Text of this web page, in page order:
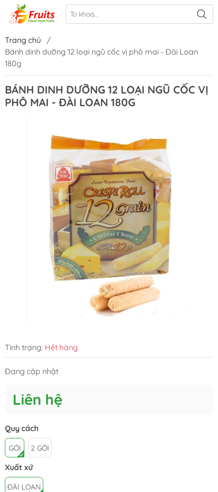
Trang chủ
/
Bánh dinh dưỡng 12 loại ngũ cốc vị phô mai - Đài Loan
180g
BÁNH DINH DƯỠNG 12 LOẠI NGŨ CỐC VỊ
PHÔ MAI - ĐÀI LOAN 180G
Tình trạng: Hết hàng
Đang cập nhật
Liên hệ
Quy cách
GÓI 2 GÓI
Xuất xứ
ĐÀI LOAN